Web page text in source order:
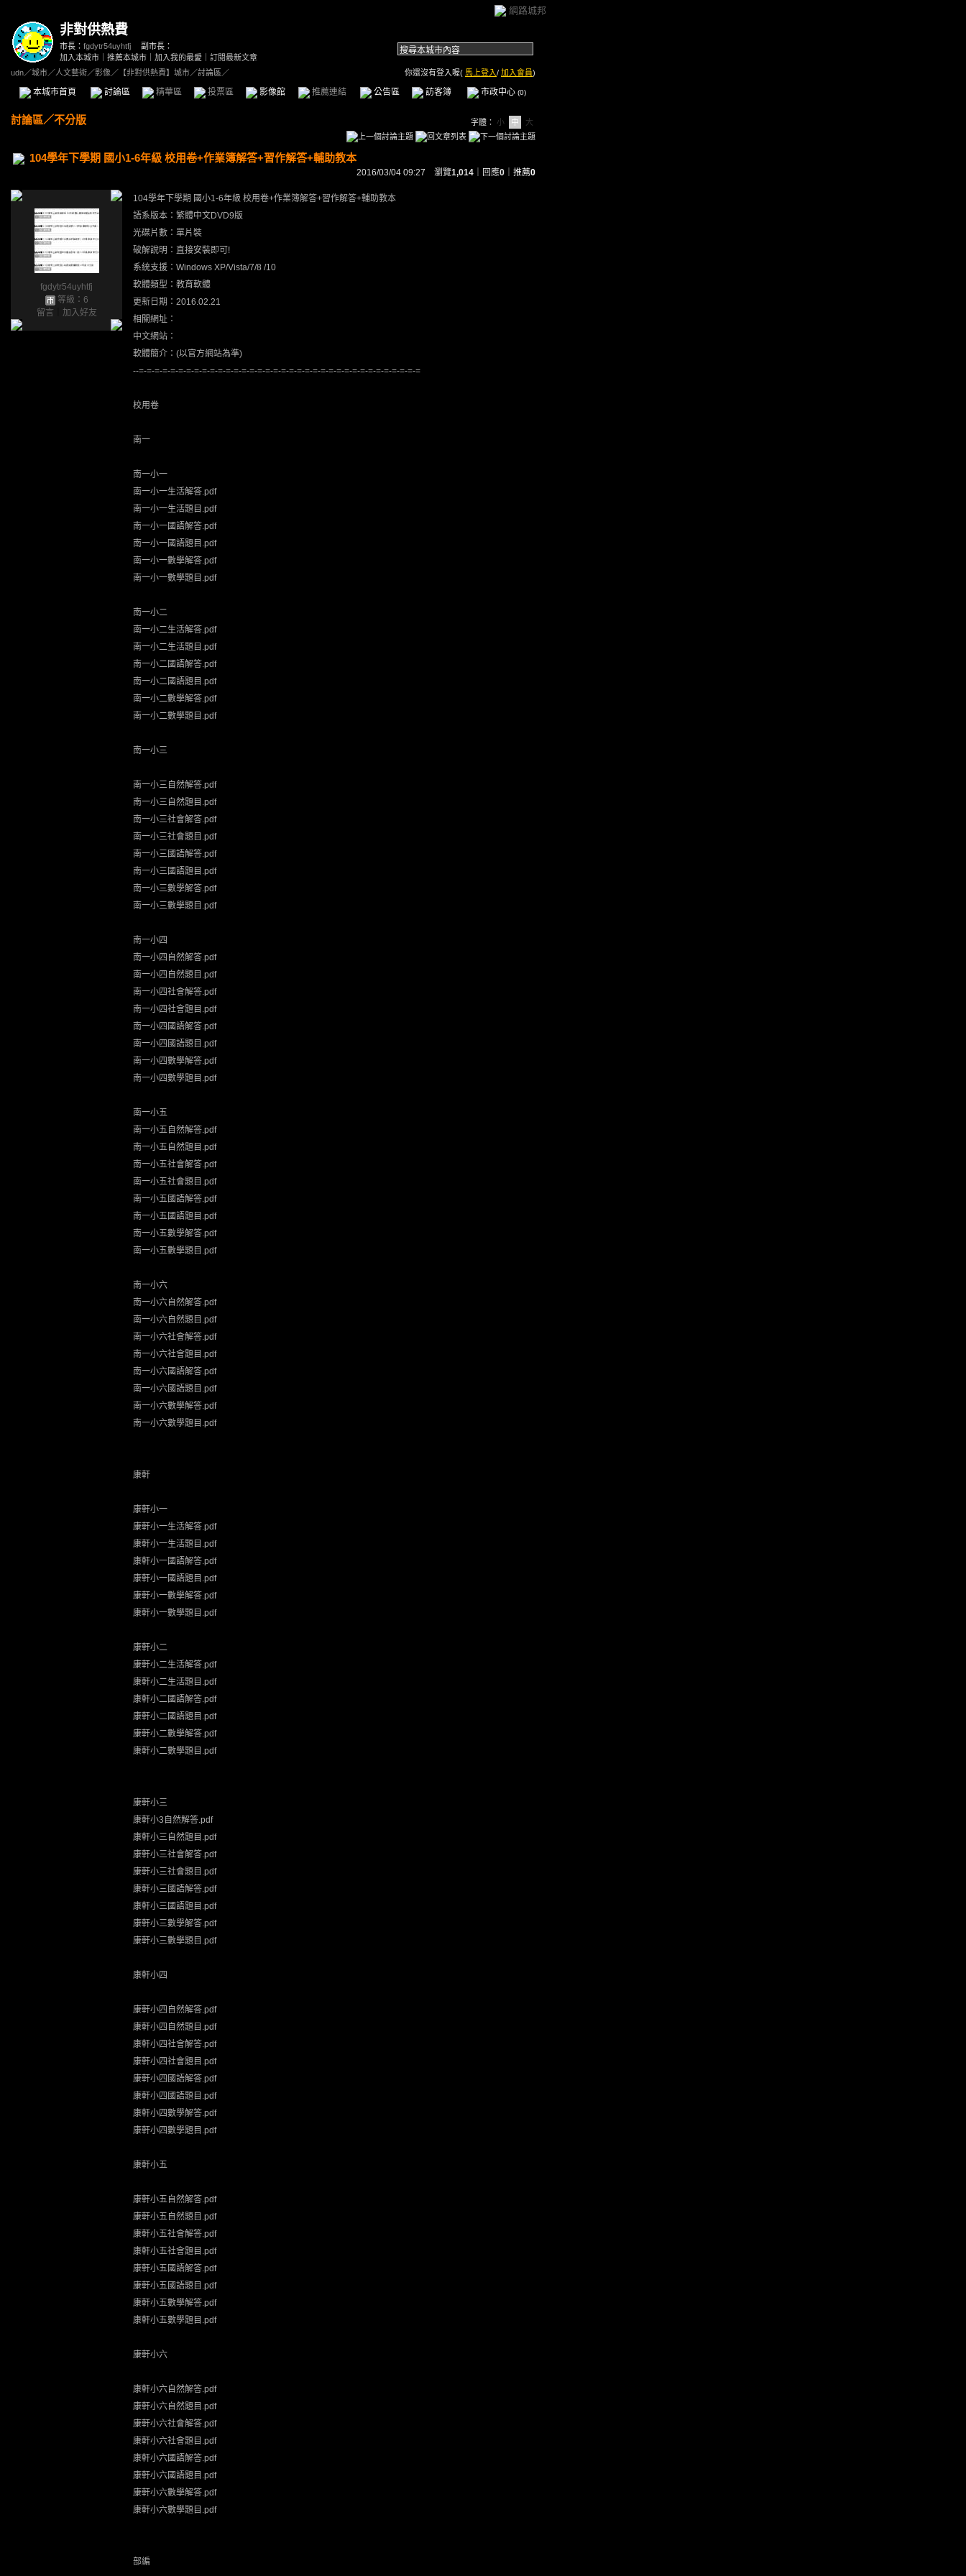
網路城邦
非對供熱費
市長： fgdytr54uyhtfj
副市長：
加入本城市
推薦本城市 加入我的最愛
訂閱最新文章
udn／城市／人文藝術／影像 ／ 【非對供熱費】城市／討論區／ 你還沒有登入喔( 馬上登入/ 加入會員)
本城市首頁 討論區 精華區 投票區 影像館 推薦連結 公告區 訪客簿 市政中心 (0)
討論區／不分版 字體： 小 中 大
104學年下學期 國小1-6年級 校用卷+作業簿解答+習作解答+輔助教本
2016/03/04 09:27 瀏覽1,014 ｜回應0 推薦0
fgdytr54uyhtfj
等級：6
留言
加入好友
104學年下學期 國小1-6年級 校用卷+作業簿解答+習作解答+輔助教本
語系版本：繁體中文DVD9版
光碟片數：單片裝
破解說明：直接安裝即可!
系統支援：Windows XP/Vista/7/8 /10
軟體類型：教育軟體
更新日期：2016.02.21
相關網址：
中文網站：
軟體簡介：(以官方網站為準)
--=-=-=-=-=-=-=-=-=-=-=-=-=-=-=-=-=-=-=-=-=-=-=-=-=-=-=-=-=-=-=-=-=-=-=-=
校用卷
南一
南一小一
南一小一生活解答.pdf
南一小一生活題目.pdf
南一小一國語解答.pdf
南一小一國語題目.pdf
南一小一數學解答.pdf
南一小一數學題目.pdf
南一小二
南一小二生活解答.pdf
南一小二生活題目.pdf
南一小二國語解答.pdf
南一小二國語題目.pdf
南一小二數學解答.pdf
南一小二數學題目.pdf
南一小三
南一小三自然解答.pdf
南一小三自然題目.pdf
南一小三社會解答.pdf
南一小三社會題目.pdf
南一小三國語解答.pdf
南一小三國語題目.pdf
南一小三數學解答.pdf
南一小三數學題目.pdf
南一小四
南一小四自然解答.pdf
南一小四自然題目.pdf
南一小四社會解答.pdf
南一小四社會題目.pdf
南一小四國語解答.pdf
南一小四國語題目.pdf
南一小四數學解答.pdf
南一小四數學題目.pdf
南一小五
南一小五自然解答.pdf
南一小五自然題目.pdf
南一小五社會解答.pdf
南一小五社會題目.pdf
南一小五國語解答.pdf
南一小五國語題目.pdf
南一小五數學解答.pdf
南一小五數學題目.pdf
南一小六
南一小六自然解答.pdf
南一小六自然題目.pdf
南一小六社會解答.pdf
南一小六社會題目.pdf
南一小六國語解答.pdf
南一小六國語題目.pdf
南一小六數學解答.pdf
南一小六數學題目.pdf
康軒
康軒小一
康軒小一生活解答.pdf
康軒小一生活題目.pdf
康軒小一國語解答.pdf
康軒小一國語題目.pdf
康軒小一數學解答.pdf
康軒小一數學題目.pdf
康軒小二
康軒小二生活解答.pdf
康軒小二生活題目.pdf
康軒小二國語解答.pdf
康軒小二國語題目.pdf
康軒小二數學解答.pdf
康軒小二數學題目.pdf
康軒小三
康軒小3自然解答.pdf
康軒小三自然題目.pdf
康軒小三社會解答.pdf
康軒小三社會題目.pdf
康軒小三國語解答.pdf
康軒小三國語題目.pdf
康軒小三數學解答.pdf
康軒小三數學題目.pdf
康軒小四
康軒小四自然解答.pdf
康軒小四自然題目.pdf
康軒小四社會解答.pdf
康軒小四社會題目.pdf
康軒小四國語解答.pdf
康軒小四國語題目.pdf
康軒小四數學解答.pdf
康軒小四數學題目.pdf
康軒小五
康軒小五自然解答.pdf
康軒小五自然題目.pdf
康軒小五社會解答.pdf
康軒小五社會題目.pdf
康軒小五國語解答.pdf
康軒小五國語題目.pdf
康軒小五數學解答.pdf
康軒小五數學題目.pdf
康軒小六
康軒小六自然解答.pdf
康軒小六自然題目.pdf
康軒小六社會解答.pdf
康軒小六社會題目.pdf
康軒小六國語解答.pdf
康軒小六國語題目.pdf
康軒小六數學解答.pdf
康軒小六數學題目.pdf
部編